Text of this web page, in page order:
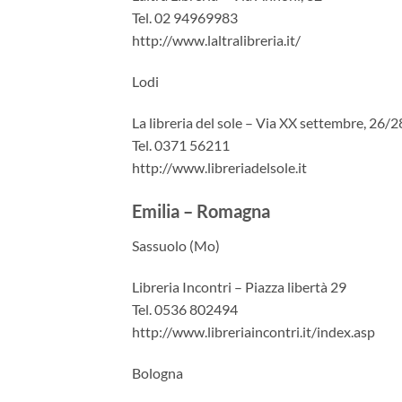
Tel. 02 94969983
http://www.laltralibreria.it/
Lodi
La libreria del sole – Via XX settembre, 26/
Tel. 0371 56211
http://www.libreriadelsole.it
Emilia – Romagna
Sassuolo (Mo)
Libreria Incontri – Piazza libertà 29
Tel. 0536 802494
http://www.libreriaincontri.it/index.asp
Bologna